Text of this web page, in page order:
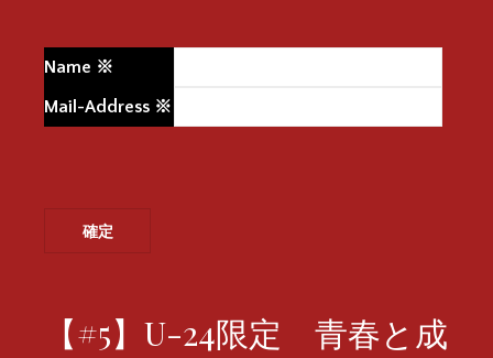
Name ※
Mail-Address ※
【#5】U-24限定 青春と成